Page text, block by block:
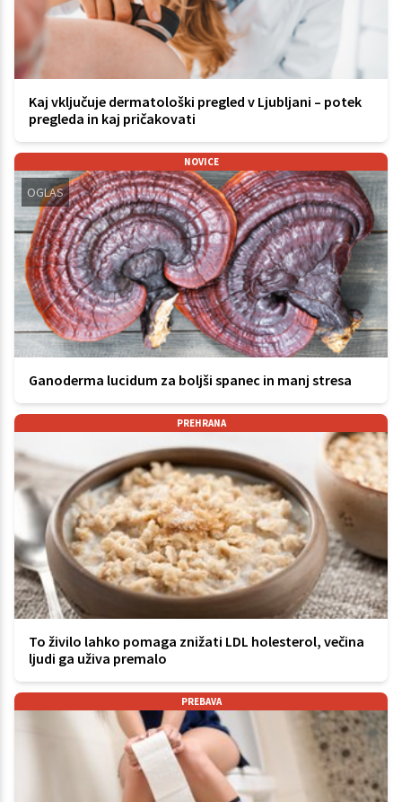
Kaj vključuje dermatološki pregled v Ljubljani – potek
pregleda in kaj pričakovati
NOVICE
OGLAS
Ganoderma lucidum za boljši spanec in manj stresa
PREHRANA
To živilo lahko pomaga znižati LDL holesterol, večina
ljudi ga uživa premalo
PREBAVA